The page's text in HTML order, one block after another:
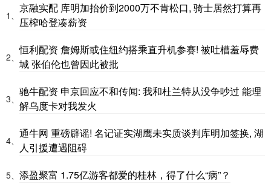
1、
京融实配 库明加抬价到2000万不肯松口, 骑士居然打算再
压榨哈登凑薪资
2、
恒利配资 詹姆斯或住纽约搭乘直升机参赛! 被吐槽羞辱费
城 张伯伦也曾因此被批
3、
驰牛配资 申京回应不和传闻: 我和杜兰特从没争吵过 能理
解乌度卡对我发火
4、
通牛网 重磅辟谣! 名记证实湖鹰未实质谈判库明加签换, 湖
人引援遭遇阻碍
5、 添盈聚富 1.75亿游客都爱的桂林，得了什么“病”？